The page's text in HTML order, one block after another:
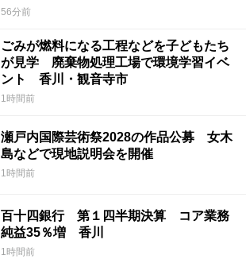
56分前
ごみが燃料になる工程などを子どもたち
が見学 廃棄物処理工場で環境学習イベ
ント 香川・観音寺市
1時間前
瀬戸内国際芸術祭2028の作品公募 女木
島などで現地説明会を開催
1時間前
百十四銀行 第１四半期決算 コア業務
純益35％増 香川
1時間前